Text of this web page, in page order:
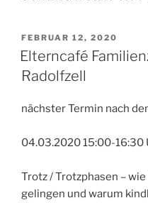
VERÖFFENTLICHT
AM
FEBRUAR 12, 2020
Elterncafé
Radolfzell
nächster Termin nach
04.03.2020 15:00-16:30
Trotz / Trotzphasen –
gelingen und warum